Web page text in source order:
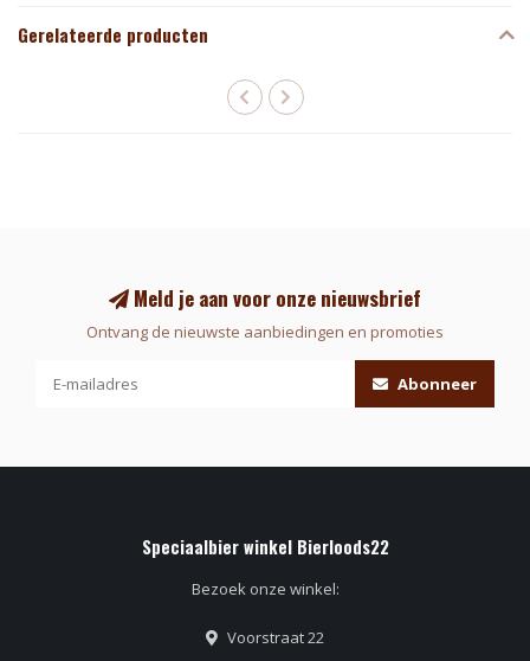
Gerelateerde producten
Meld je aan voor onze nieuwsbrief
Ontvang de nieuwste aanbiedingen en promoties
Abonneer
Speciaalbier winkel Bierloods22
Bezoek onze winkel:
Voorstraat 22